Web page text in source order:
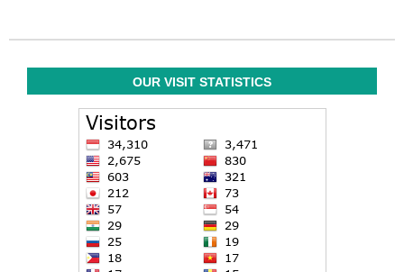
OUR VISIT STATISTICS